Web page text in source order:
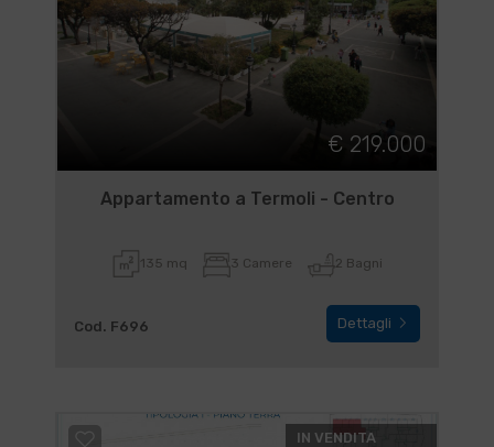
€ 219.000
Appartamento a Termoli - Centro
135 mq 3 Camere 2 Bagni
Cod. F696 Dettagli
IN VENDITA